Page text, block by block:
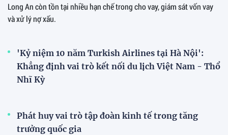
Long An còn tồn tại nhiều hạn chế trong cho vay, giám sát vốn vay
và xử lý nợ xấu.
'Kỷ niệm 10 năm Turkish Airlines tại Hà Nội':
Khẳng định vai trò kết nối du lịch Việt Nam - Thổ
Nhĩ Kỳ
Phát huy vai trò tập đoàn kinh tế trong tăng
trưởng quốc gia